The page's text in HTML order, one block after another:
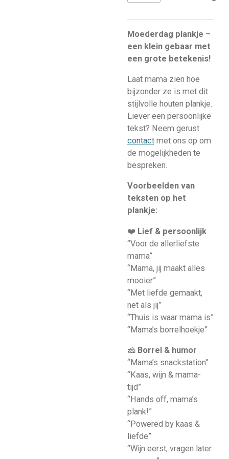
Moederdag plankje –
een klein gebaar met
een grote betekenis!
Laat mama zien hoe
bijzonder ze is met dit
stijlvolle houten plankje.
Liever een persoonlijke
tekst? Neem gerust
contact met ons op om
de mogelijkheden te
bespreken.
Voorbeelden van
teksten op het
plankje:
❤️ Lief & persoonlijk
“Voor de allerliefste
mama”
“Mama, jij maakt alles
mooier”
“Met liefde gemaakt,
net als jij”
“Thuis is waar mama is”
“Mama’s borrelhoekje”
🧀 Borrel & humor
“Mama’s snackstation”
“Kaas, wijn & mama-
tijd”
“Hands off, mama’s
plank!”
“Powered by kaas &
liefde”
“Wijn eerst, vragen later